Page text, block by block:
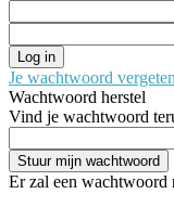
Je wachtwoord
Wachtwoord herstel
Vind je wachtwoord
Er zal een wachtwoord